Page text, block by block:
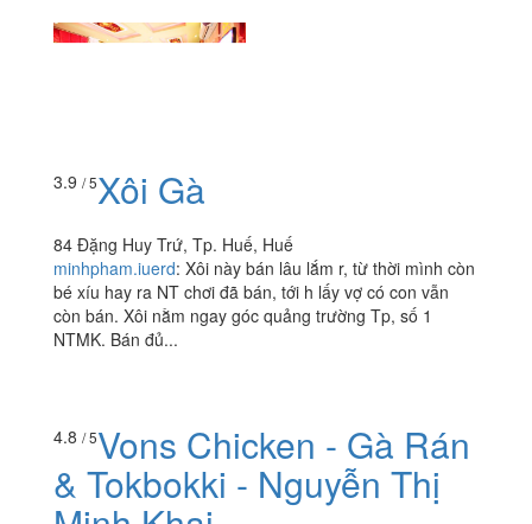
3.9 / 5Xôi Gà
84 Đặng Huy Trứ, Tp. Huế, Huế
minhpham.iuerd: Xôi này bán lâu lắm r, từ thời mình còn
bé xíu hay ra NT chơi đã bán, tới h lấy vợ có con vẫn
còn bán. Xôi nằm ngay góc quảng trường Tp, số 1
NTMK. Bán đủ...